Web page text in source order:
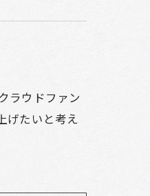
ラウドファン
げたいと考え